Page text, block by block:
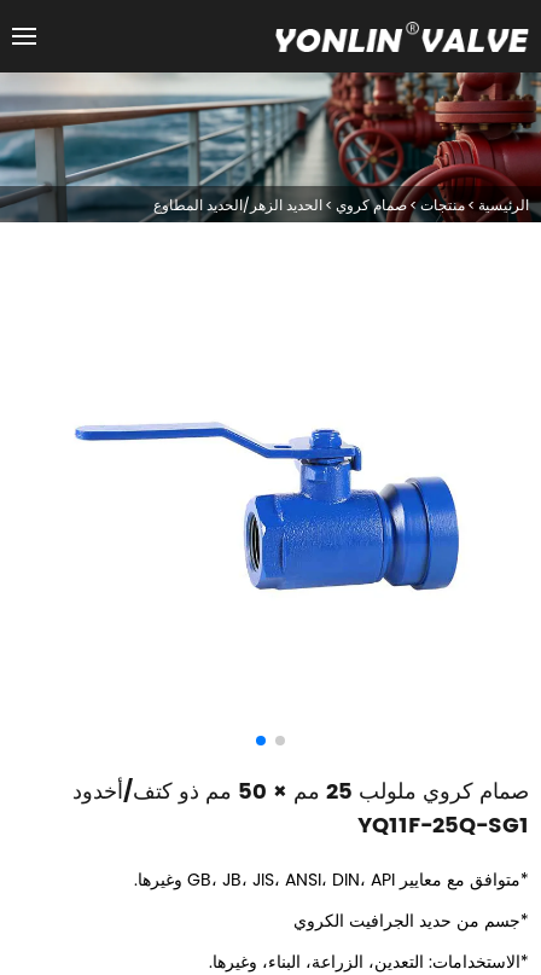
الرئيسية >منتجات>صمام كروي >الحديد الزهر/الحديد المطاوع
صمام كروي ملولب 25 مم × 50 مم ذو كتف/أخدود
YQ11F-25Q-SG1
*متوافق مع معايير GB، JB، JIS، ANSI، DIN، API وغيرها.
*جسم من حديد الجرافيت الكروي
*الاستخدامات: التعدين، الزراعة، البناء، وغيرها.